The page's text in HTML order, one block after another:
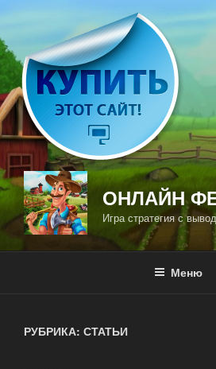
содержимому
ОНЛАЙН
Игра стратегия с
Меню
РУБРИКА: СТАТЬИ